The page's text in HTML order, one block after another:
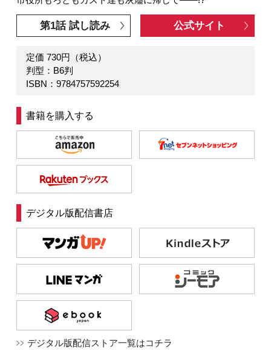
第1話 試し読み 公式サイト
定価 730円（税込）
判型：B6判
ISBN：9784757592254
書籍を購入する
デジタル版配信書店
デジタル版配信ストア一覧はコチラ